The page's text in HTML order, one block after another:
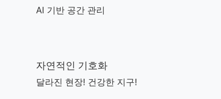
AI 기반 공간 관리
자연적인 기호화
달라진 현장! 건강한 지구!